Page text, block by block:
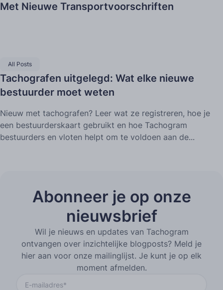
Met Nieuwe Transportvoorschriften
All Posts
Tachografen uitgelegd: Wat elke nieuwe
bestuurder moet weten
Nieuw met tachografen? Leer wat ze registreren, hoe je
een bestuurderskaart gebruikt en hoe Tachogram
bestuurders en vloten helpt om te voldoen aan de...
Abonneer je op onze
nieuwsbrief
Wil je nieuws en updates van Tachogram
ontvangen over inzichtelijke blogposts? Meld je
hier aan voor onze mailinglijst. Je kunt je op elk
moment afmelden.